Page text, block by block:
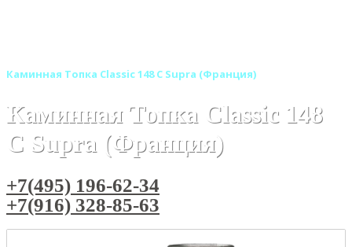
Каминная Топка Classic 148 C Supra (Франция)
Каминная Топка Classic 148
C Supra (Франция)
+7(495) 196-62-34
+7(916) 328-85-63